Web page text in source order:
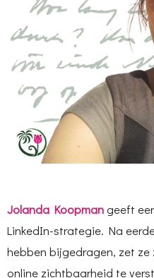
Jolanda Koopman geeft
LinkedIn-strategie. Na
hebben bijgedragen, zet ze
online zichtbaarheid te